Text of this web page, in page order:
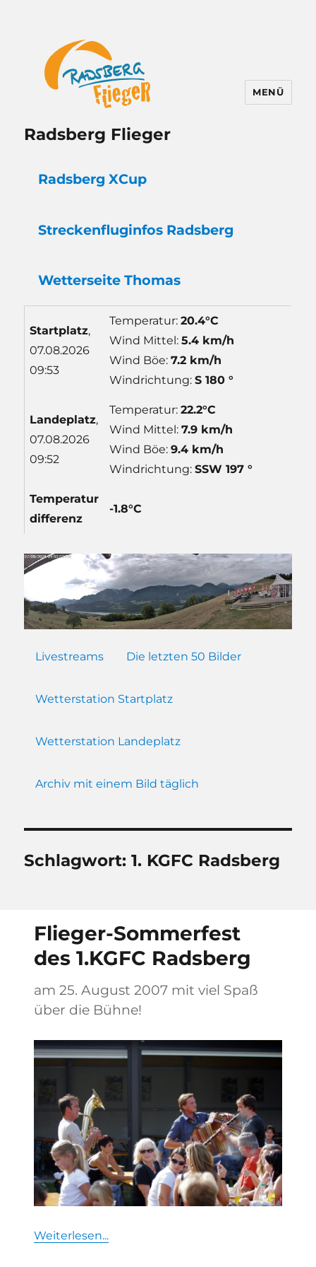
Radsberg Flieger
MENÜ
Radsberg XCup
Streckenfluginfos Radsberg
Wetterseite Thomas
Startplatz,
07.08.2026
09:53
Temperatur:20.4°C
Wind Mittel:5.4 km/h
Wind Böe:7.2 km/h
Windrichtung:S 180 °
Landeplatz,
07.08.2026
09:52
Temperatur:22.2°C
Wind Mittel:7.9 km/h
Wind Böe:9.4 km/h
Windrichtung:SSW 197 °
Temperatur
differenz
-1.8°C
Livestreams Die letzten 50 Bilder
Wetterstation Startplatz
Wetterstation Landeplatz
Archiv mit einem Bild täglich
Schlagwort:1. KGFC Radsberg
Flieger-Sommerfest
des 1.KGFC Radsberg
am 25. August 2007 mit viel Spaß
über die Bühne!
Weiterlesen...